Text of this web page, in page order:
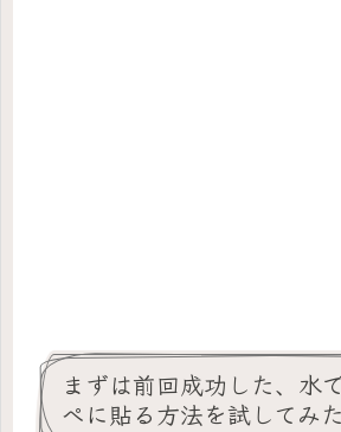
まずは前回成功した、水
ぺに貼る方法を試してみた